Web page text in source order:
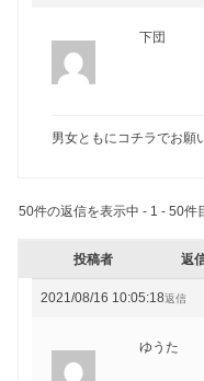
下団
男女ともにコチラでお願
50件の返信を表示中 - 1 - 50件
投稿者 返
2021/08/16 10:05:18返信
ゆうた